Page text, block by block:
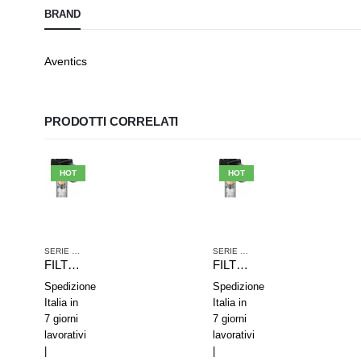
BRAND
Aventics
PRODOTTI CORRELATI
COMPRESSA
HOT
TRATTAMENTO ARIA COMPRESSA
FILTRO RIDUTTORE DI PRESSIONE AVENTICS SERIE NL2-FRE 0821300302
Spedizione
Italia in
7 giorni
lavorativi
HOT
TRATTAMENTO ARIA
FILTRO RIDUTTORE DI PRESSIONE AVENTICS SERIE NL2-FRE 0821300308
Spedizione
Italia in
7 giorni
lavorativi